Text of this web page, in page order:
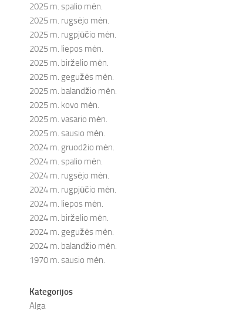
2025 m. spalio mėn.
2025 m. rugsėjo mėn.
2025 m. rugpjūčio mėn.
2025 m. liepos mėn.
2025 m. birželio mėn.
2025 m. gegužės mėn.
2025 m. balandžio mėn.
2025 m. kovo mėn.
2025 m. vasario mėn.
2025 m. sausio mėn.
2024 m. gruodžio mėn.
2024 m. spalio mėn.
2024 m. rugsėjo mėn.
2024 m. rugpjūčio mėn.
2024 m. liepos mėn.
2024 m. birželio mėn.
2024 m. gegužės mėn.
2024 m. balandžio mėn.
1970 m. sausio mėn.
Kategorijos
Alga